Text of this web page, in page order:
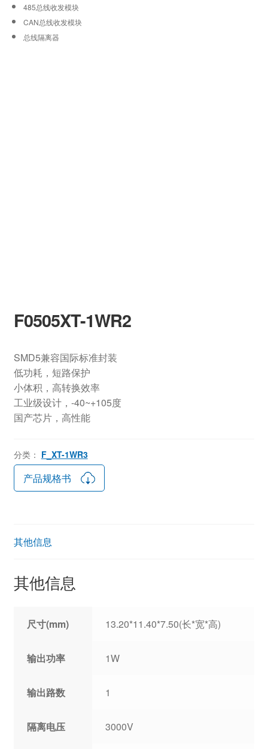
F0505XT-1WR2
SMD5兼容国际标准封装
低功耗，短路保护
小体积，高转换效率
工业级设计，-40~+105度
国产芯片，高性能
分类： F_XT-1WR3
产品规格书
其他信息
其他信息
尺寸(mm) 13.20*11.40*7.50(长*宽*高)
输出功率 1W
输出路数 1
隔离电压 3000V
485总线收发模块
CAN总线收发模块
总线隔离器